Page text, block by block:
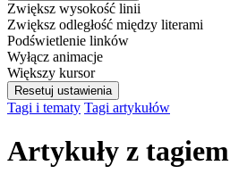
Zwiększ wysokość linii
Zwiększ odległość między literami
Podświetlenie linków
Wyłącz animacje
Większy kursor
Resetuj ustawienia
Tagi i tematy Tagi artykułów
Artykuły z